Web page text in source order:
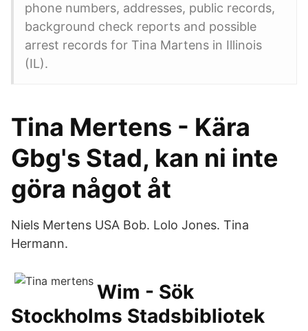
phone numbers, addresses, public records,
background check reports and possible
arrest records for Tina Martens in Illinois
(IL).
Tina Mertens - Kära
Gbg's Stad, kan ni inte
göra något åt
Niels Mertens USA Bob. Lolo Jones. Tina
Hermann.
Wim - Sök
Stockholms Stadsbibliotek